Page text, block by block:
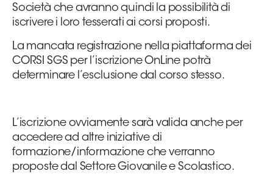
Società che avranno quindi la possibilità di
iscrivere i loro tesserati ai corsi proposti.
La mancata registrazione nella piattaforma dei
CORSI SGS per l’iscrizione OnLine potrà
determinare l’esclusione dal corso stesso.
L’iscrizione ovviamente sarà valida anche per
accedere ad altre iniziative di
formazione/informazione che verranno
proposte dal Settore Giovanile e Scolastico.